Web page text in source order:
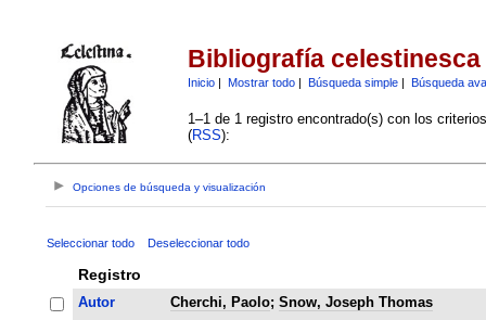
Bibliografía celestinesca
Inicio| Mostrar todo| Búsqueda simple| Búsqueda
1–1 de 1 registro encontrado(s) con los
(RSS):
Opciones de búsqueda y visualización
Seleccionar todo Deseleccionar todo
Registro
Autor Cherchi, Paolo; Snow, Joseph Thomas